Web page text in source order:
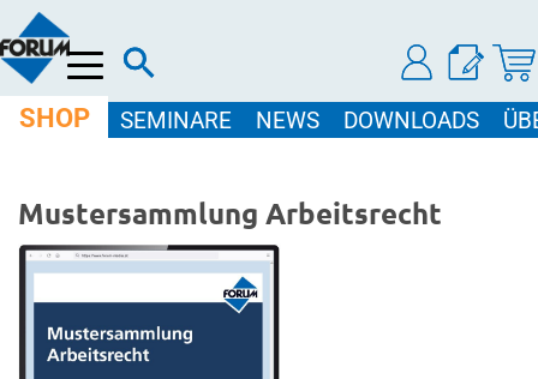
Menü
SHOP SEMINARE NEWS DOWNLOADS
Mustersammlung Arbeitsrecht